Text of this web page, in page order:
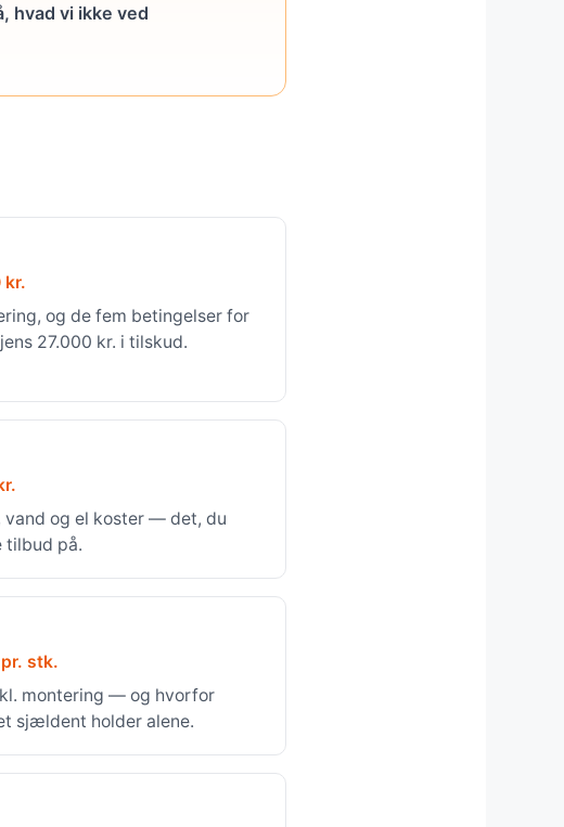
hvad vi ikke ved
kr.
og de fem betingelser for
27.000 kr. i tilskud.
vand og el koster — det, du
tilbud på.
stk.
montering — og hvorfor
sjældent holder alene.